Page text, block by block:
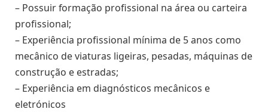
– Possuir formação profissional na área ou carteira
profissional;
– Experiência profissional mínima de 5 anos como
mecânico de viaturas ligeiras, pesadas, máquinas de
construção e estradas;
– Experiência em diagnósticos mecânicos e
eletrónicos